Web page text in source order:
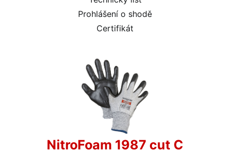
Prohlášení o shodě
Certifikát
NitroFoam 1987 cut C